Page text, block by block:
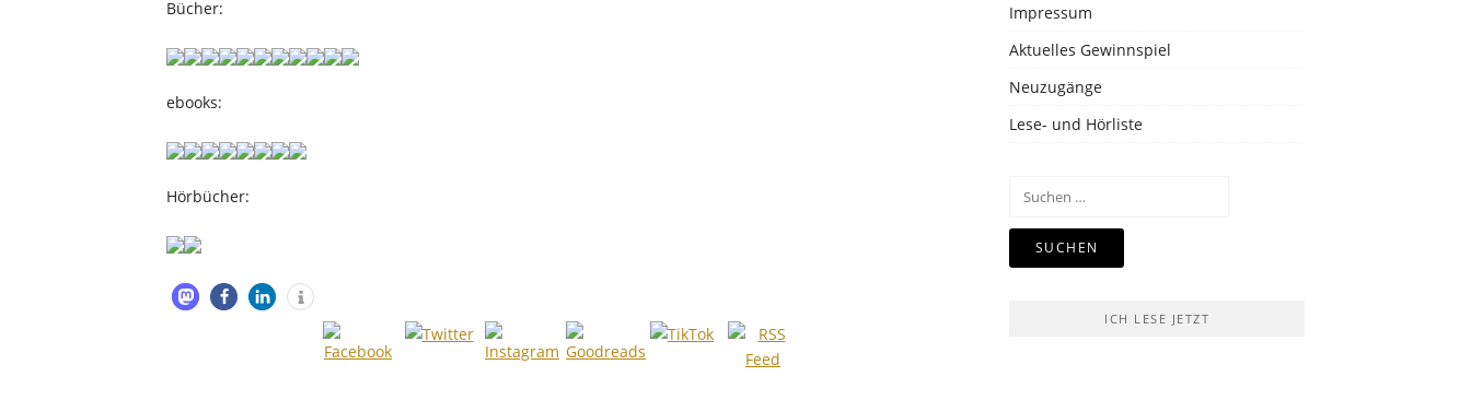
Bücher:
ebooks:
Hörbücher:
Impressum
Aktuelles Gewinnspiel
Neuzugänge
Lese- und Hörliste
Suchen
ICH LESE JETZT